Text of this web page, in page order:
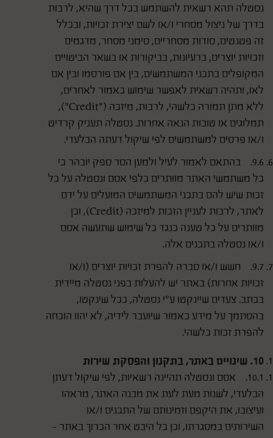
נסטלה תהא רשאית להשתמש בכל דרך שהיא, לרבות
בדרך של ניצול מסחרי ו/או לשם יצירת זכויות, ובכלל
זה פטנטים, סודות מסחריים, סימני מסחר, מדגמים
וזכויות יוצרים, ברעיונות, בביקורות או בשאר הביטויים
המקופלים בתכני המשתמשים, בין אם פורסמו ובין אם
לאו, ותהיה רשאית לאפשר שימוש כאמור לאחרים,
ללא מתן תמורה כלשהי, לרבות, מיזכה ("Credit"),
תמלוגים או טובות הנאה אחרות. נסטלה תעניק קרדיט
ו/או פרסים למשתמשים לפי שיקול דעתה הבלעדי.
9.6. בהתאם לאמור לעיל ולמען הסר ספק יובהר כי
כל משתמשי האתר מוותרים כלפי אסם ונסטלה על כל
זכות שיש להם בתכני המשתמשים המועלים על ידם
לאתר, לרבות לעניין הזכות למיזכה (Credit), וכן
מוותרים על כל טענה כנגד כל שימוש שתעשה אסם
ו/או נסטלה בתכנים אלה.
9.7. חשש ו/או סברה להפרת זכויות יוצרים (ו/או
זכויות אחרות) באתר יש להעלות בפני נסטלה מיידית
בכתב. צעדים שיינקטו ע"י נסטלה, ככל שינקטו,
בהסתמך על מידע כאמור שיועבר לידיה, לא יהוו הוכחה
להפרת זכות כלשהי.
10. שינויים באתר, בתקנון והפסקת שירות
10.1. אסם ונסטלה תהיינה רשאיות, לפי שיקול דעתן
הבלעדי, לשנות מעת לעת את מבנה האתר, מראהו
ועיצובו, את היקפם וזמינותם של התכנים ו/או
השירותים במסגרתו, וכן כל היבט אחר הכרוך באתר -